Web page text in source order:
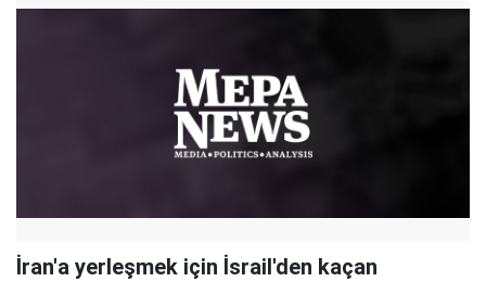
İran'a yerleşmek için İsrail'den kaçan